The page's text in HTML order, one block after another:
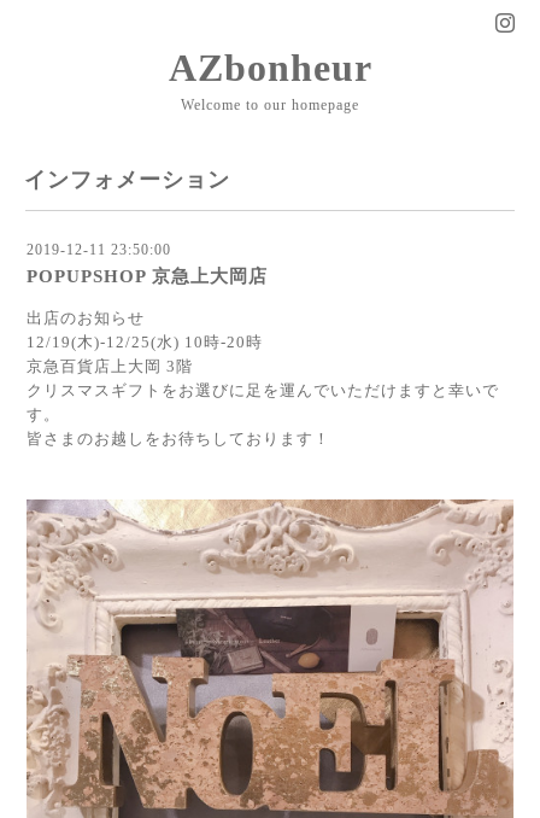
AZbonheur
Welcome to our homepage
インフォメーション
2019-12-11 23:50:00
POPUPSHOP 京急上大岡店
出店のお知らせ
12/19(木)-12/25(水) 10時-20時
京急百貨店上大岡 3階
クリスマスギフトをお選びに足を運んでいただけますと幸いで
す。
皆さまのお越しをお待ちしております！